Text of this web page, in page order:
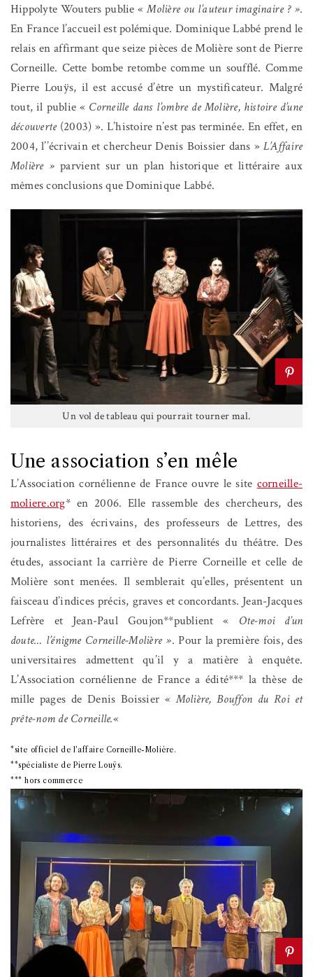
Hippolyte Wouters publie «Molière ou l’auteur imaginaire ? ».
En France l’accueil est polémique. Dominique Labbé prend le
relais en affirmant que seize pièces de Molière sont de Pierre
Corneille. Cette bombe retombe comme un soufflé. Comme
Pierre Louÿs, il est accusé d’être un mystificateur. Malgré
tout, il publie « Corneille dans l’ombre de Molière, histoire d’une
découverte (2003) ». L’histoire n’est pas terminée. En effet, en
2004, l’’écrivain et chercheur Denis Boissier dans » L’Affaire
Molière » parvient sur un plan historique et littéraire aux
mêmes conclusions que Dominique Labbé.
Un vol de tableau qui pourrait tourner mal.
Une association s’en mêle
L’Association cornélienne de France ouvre le site corneille-
moliere.org* en 2006. Elle rassemble des chercheurs, des
historiens, des écrivains, des professeurs de Lettres, des
journalistes littéraires et des personnalités du théâtre. Des
études, associant la carrière de Pierre Corneille et celle de
Molière sont menées. Il semblerait qu’elles, présentent un
faisceau d’indices précis, graves et concordants. Jean-Jacques
Lefrère et Jean-Paul Goujon**publient « Ote-moi d’un
doute… l’énigme Corneille-Molière ». Pour la première fois, des
universitaires admettent qu’il y a matière à enquête.
L’Association cornélienne de France a édité*** la thèse de
mille pages de Denis Boissier «Molière, Bouffon du Roi et
prête-nom de Corneille.«
*site officiel de l’affaire Corneille-Molière.
**spécialiste de Pierre Louÿs.
*** hors commerce